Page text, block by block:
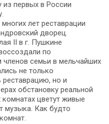
из первых в России
лет реставрации
дворец.
II в г. Пушкине
по
семьи в мельчайших
не только
но и
обстановку реальной
цветут живые
музыка. Как будто